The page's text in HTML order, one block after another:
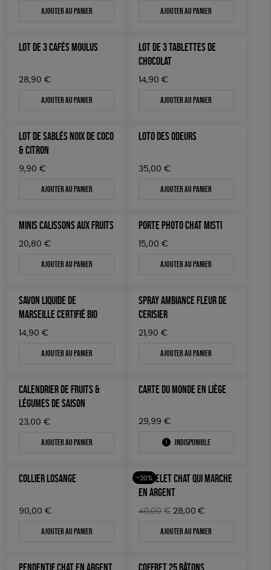
Ajouter au panier Ajouter au panier
LOT DE 3 CAFÉS MOULUS
28,90 €
Ajouter au panier
LOT DE 3 TABLETTES DE
CHOCOLAT
14,90 €
Ajouter au panier
LOT DE SABLÉS NOIX DE COCO
& CITRON
9,90 €
Ajouter au panier
LOTO DES ODEURS
35,00 €
Ajouter au panier
MINIS CALISSONS AUX FRUITS
20,80 €
Ajouter au panier
PORTE PHOTO CHAT MISTI
15,00 €
Ajouter au panier
SAVON LIQUIDE DE
MARSEILLE CERTIFIÉ BIO
14,90 €
Ajouter au panier
SPRAY AMBIANCE FLEUR DE
CERISIER
21,90 €
Ajouter au panier
CALENDRIER DE FRUITS &
LÉGUMES DE SAISON
23,00 €
Ajouter au panier
CARTE DU MONDE EN LIÈGE
29,99 €
Indisponible
COLLIER LOSANGE
90,00 €
Ajouter au panier
-30%
BRACELET CHAT QUI MARCHE
EN ARGENT
40,00 € Le
initial
40,00€.
28,00 €Le
actuel
Ajouter au panier
PENDENTIF CHAT EN ARGENT COFFRET 25 BÂTONS